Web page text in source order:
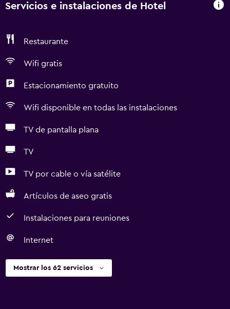
Servicios e instalaciones de Hotel
Restaurante
Wifi gratis
Estacionamiento gratuito
Wifi disponible en todas las instalaciones
TV de pantalla plana
TV
TV por cable o vía satélite
Artículos de aseo gratis
Instalaciones para reuniones
Internet
Mostrar los 62 servicios